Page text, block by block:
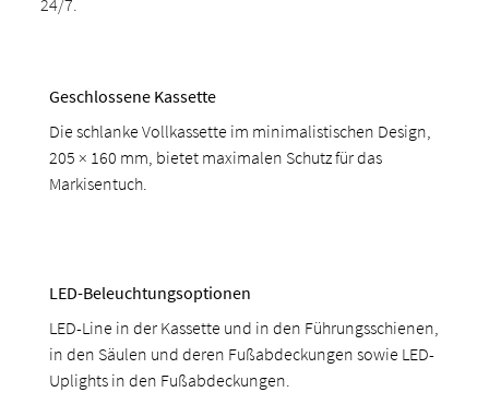
24/7.
Geschlossene Kassette
Die schlanke Vollkassette im minimalistischen Design,
205 × 160 mm, bietet maximalen Schutz für das
Markisentuch.
LED-Beleuchtungsoptionen
LED-Line in der Kassette und in den Führungsschienen,
in den Säulen und deren Fußabdeckungen sowie LED-
Uplights in den Fußabdeckungen.